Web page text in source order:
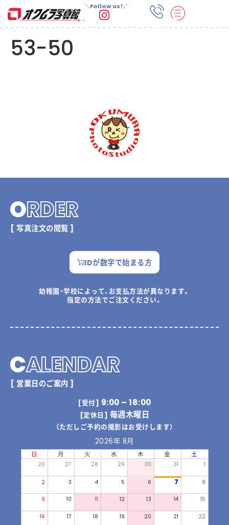
＼Follow us!／
53-50
ORDER
[ 写真注文の閲覧 ]
IDが数字で始まる方
幼稚園・学校によって、お支払方法が異なります。
指定の方法でご注文ください。
CALENDAR
[ 営業日のご案内 ]
[受付] 9:00 – 18:00
[定休日] 毎週木曜日
（ただしご予約の撮影はお受けします）
2026年 8月
日 月 火 水 木 金 土
26 27 28 29 30 31 1
2 3 4 5 6 7 8
9 10 11 12 13 14 15
16 17 18 19 20 21 22